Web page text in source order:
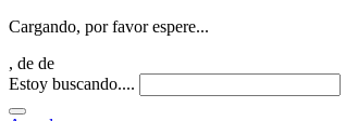
Cargando, por favor espere...
, de de
Estoy buscando....